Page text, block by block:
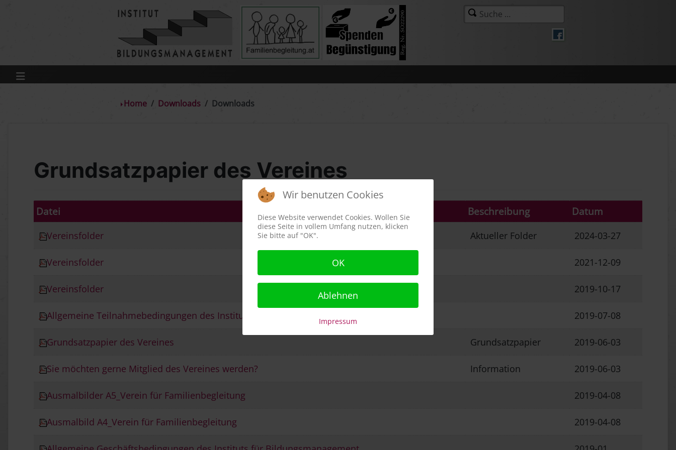
Home Downloads Downloads
Grundsatzpapier des Vereines
Datei Beschreibung Datum
Vereinsfolder Aktueller Folder 2024-03-27
Vereinsfolder 2021-12-09
Vereinsfolder 2019-10-17
Allgemeine Teilnahmebedingungen des Instituts für Bildungsmanagement 2019-07-08
Grundsatzpapier des Vereines Grundsatzpapier 2019-06-03
Sie möchten gerne Mitglied des Vereines werden? Information 2019-06-03
Ausmalbilder A5_Verein für Familienbegleitung 2019-04-08
Ausmalbild A4_Verein für Familienbegleitung 2019-04-08
Wir benutzen Cookies
Diese Website verwendet Cookies. Wollen Sie
diese Seite in vollem Umfang nutzen, klicken
Sie bitte auf "OK".
OK
Ablehnen
Impressum